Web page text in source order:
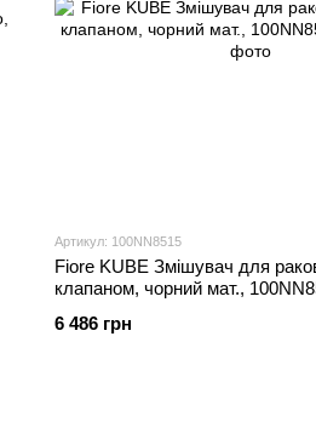
Артикул: 100NN8515
Fiore KUBE Змішувач для
клапаном, чорний мат.,
6 486 грн